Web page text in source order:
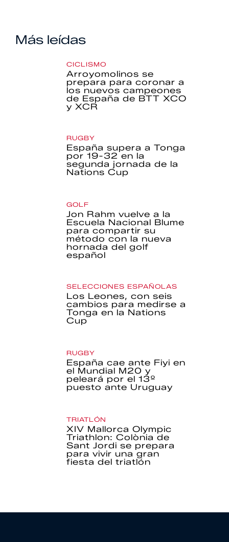
Más leídas
CICLISMO
Arroyomolinos se
prepara para coronar a
los nuevos campeones
de España de BTT XCO
y XCR
RUGBY
España supera a Tonga
por 19-32 en la
segunda jornada de la
Nations Cup
GOLF
Jon Rahm vuelve a la
Escuela Nacional Blume
para compartir su
método con la nueva
hornada del golf
español
SELECCIONES ESPAÑOLAS
Los Leones, con seis
cambios para medirse a
Tonga en la Nations
Cup
RUGBY
España cae ante Fiyi en
el Mundial M20 y
peleará por el 13º
puesto ante Uruguay
TRIATLÓN
XIV Mallorca Olympic
Triathlon: Colònia de
Sant Jordi se prepara
para vivir una gran
fiesta del triatlón